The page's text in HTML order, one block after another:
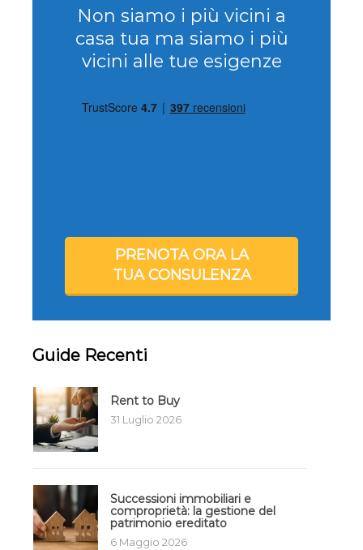
Non siamo i più vicini a
casa tua ma siamo i più
vicini alle tue esigenze
PRENOTA ORA LA
TUA CONSULENZA
Guide Recenti
Rent to Buy
31 Luglio 2026
Successioni immobiliari e
comproprietà: la gestione del
patrimonio ereditato
6 Maggio 2026